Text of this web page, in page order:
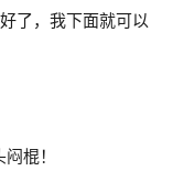
了，我下面就可以
棍！